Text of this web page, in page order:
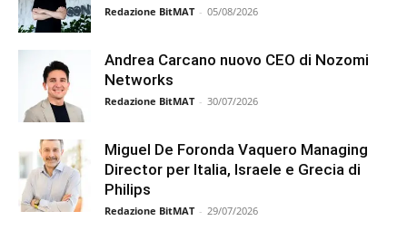
Redazione BitMAT - 05/08/2026
Andrea Carcano nuovo CEO di Nozomi
Networks
Redazione BitMAT - 30/07/2026
Miguel De Foronda Vaquero Managing
Director per Italia, Israele e Grecia di
Philips
Redazione BitMAT - 29/07/2026